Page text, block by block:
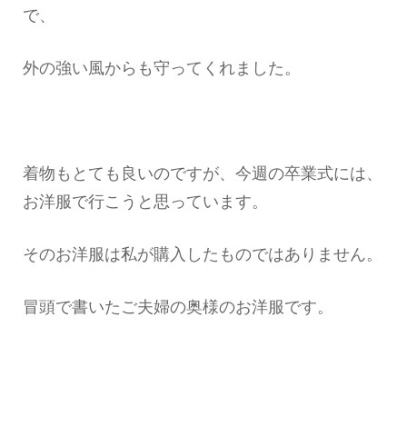
で、
外の強い風からも守ってくれました。
着物もとても良いのですが、今週の卒業式には、
お洋服で行こうと思っています。
そのお洋服は私が購入したものではありません。
冒頭で書いたご夫婦の奥様のお洋服です。